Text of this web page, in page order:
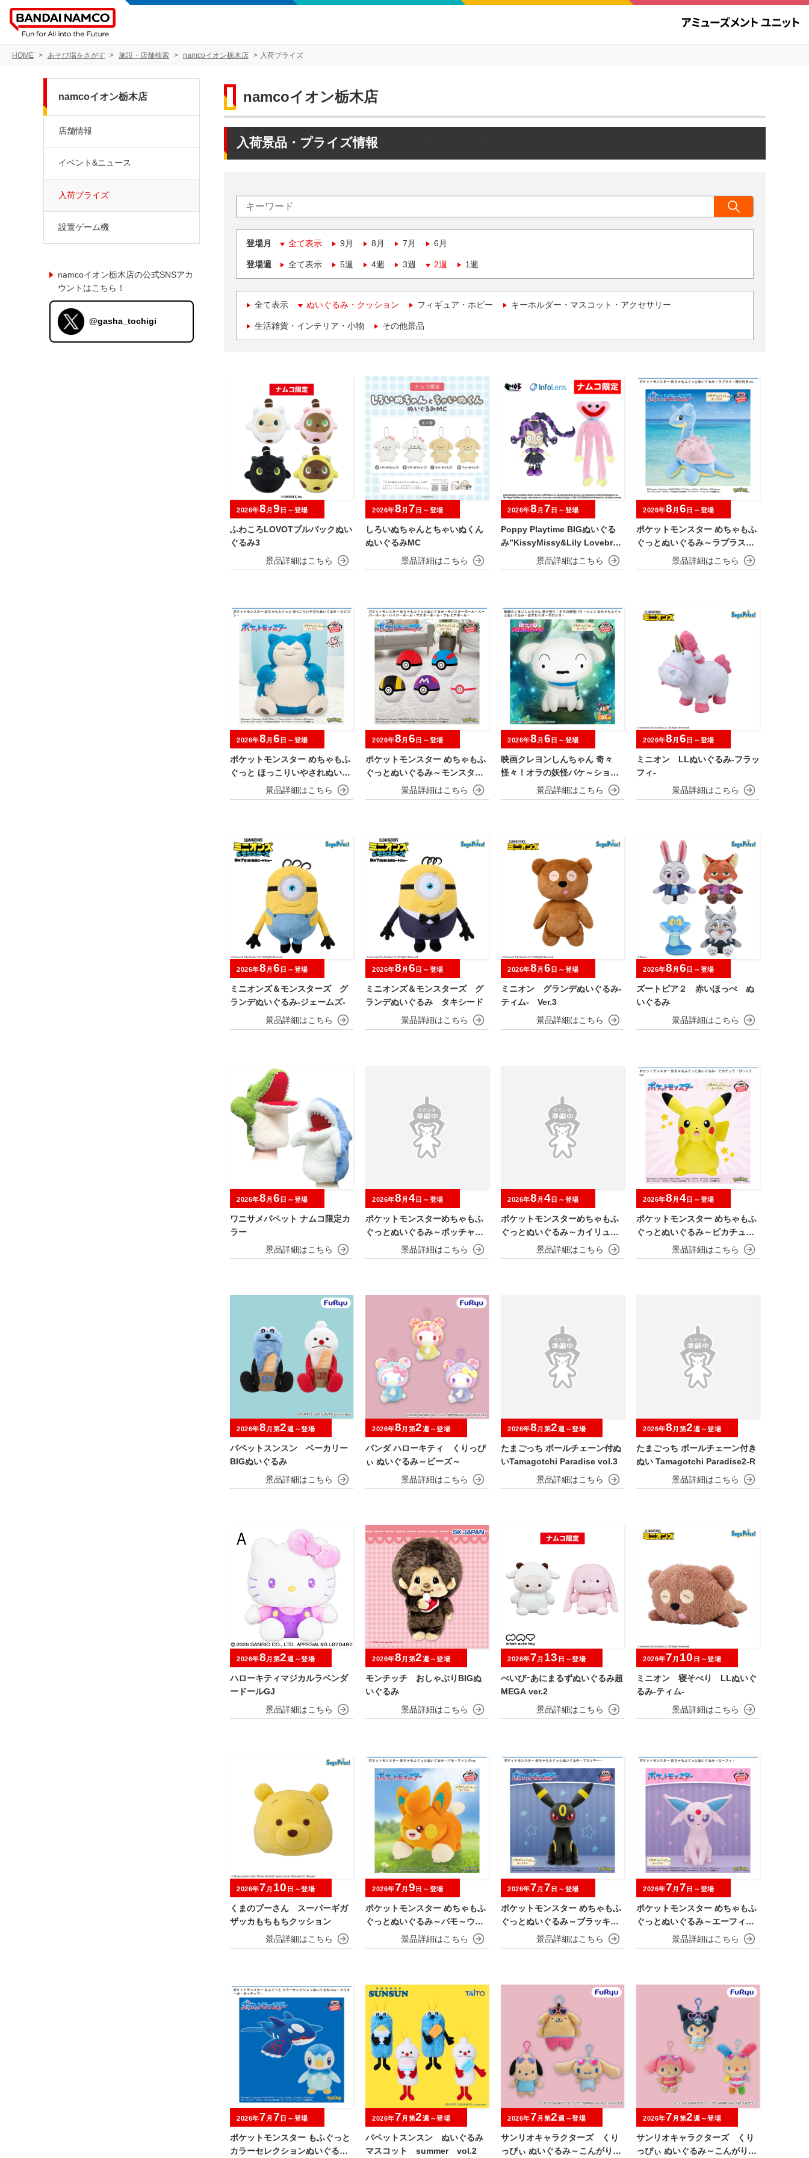
HOME あそび場をさがす 施設・店舗検索 namcoイオン栃木店 入荷プライズ
namcoイオン栃木店
入荷景品・プライズ情報
登場月 全て表示 9月 8月 7月 6月
登場週 全て表示 5週 4週 3週 2週 1週
全て表示 ぬいぐるみ・クッション フィギュア・ホビー キーホルダー・マスコット・アクセサリー
生活雑貨・インテリア・小物 その他景品
ふわころLOVOTプルバックぬい
ぐるみ3
2026年8 月 9 日～登場
しろいぬちゃんとちゃいぬくん
ぬいぐるみMC
2026年8 月 7 日～登場
Poppy Playtime BIGぬいぐる
み”KissyMissy&Lily Lovebrai
2026年8 月 7 日～登場
ポケットモンスター めちゃもふ
ぐっとぬいぐるみ～ラプラス～
振り向きver.
2026年8 月 6 日～登場
ポケットモンスター めちゃもふ
ぐっと ほっこりいやされぬいぐ
るみ～カビゴン～
2026年8 月 6 日～登場
ポケットモンスター めちゃもふ
ぐっとぬいぐるみ～モンスター
ボール・スーパーボール・ハイ
パーボール・マスターボール・
2026年8 月 6 日～登場
映画クレヨンしんちゃん 奇々
怪々！オラの妖怪バケ～ション
めちゃもふぐっとぬいぐるみ～
おすわりポーズのシロ～
2026年8 月 6 日～登場
ミニオン LLぬいぐるみ‐フラッ
フィ‐
2026年8 月 6 日～登場
ミニオンズ＆モンスターズ グ
ランデぬいぐるみ‐ジェームズ‐
2026年8 月 6 日～登場
ミニオンズ＆モンスターズ グ
ランデぬいぐるみ タキシード
2026年8 月 6 日～登場
ミニオン グランデぬいぐるみ‐
ティム‐ Ver.3
2026年8 月 6 日～登場
ズートピア２ 赤いほっぺ ぬ
いぐるみ
2026年8 月 6 日～登場
ワニサメパペット ナムコ限定カ
ラー
2026年8 月 6 日～登場
ポケットモンスターめちゃもふ
ぐっとぬいぐるみ～ポッチャマ
2026年8 月 4日～登場
ポケットモンスターめちゃもふ
ぐっとぬいぐるみ～カイリュー
2026年8 月 4日～登場
ポケットモンスター めちゃもふ
ぐっとぬいぐるみ～ピカチュウ
～びっくりver.
2026年8 月 4日～登場
パペットスンスン ベーカリー
BIGぬいぐるみ
2026年8 月第2週～登場
パンダ ハローキティ くりっぴ
ぃ ぬいぐるみ～ビーズ～
2026年8 月第2週～登場
たまごっち ボールチェーン付ぬ
いTamagotchi Paradise vol.3
2026年8 月第2週～登場
たまごっち ボールチェーン付き
ぬい Tamagotchi Paradise2-R
2026年8 月第2週～登場
ハローキティマジカルラベンダ
ードールGJ
2026年8 月第2週～登場
モンチッチ おしゃぶりBIGぬ
いぐるみ
2026年8 月第2週～登場
べいびｰあにまるずぬいぐるみ超
MEGA ver.2
2026年7 月 13 日～登場
ミニオン 寝そべり LLぬいぐ
るみ‐ティム‐
2026年7 月 10 日～登場
くまのプーさん スーパーギガ
ザッカもちもちクッション
2026年7 月 10 日～登場
ポケットモンスター めちゃもふ
ぐっとぬいぐるみ～パモ～ウィ
2026年7 月 9 日～登場
ポケットモンスター めちゃもふ
ぐっとぬいぐるみ～ブラッキー
2026年7 月 7 日～登場
ポケットモンスター めちゃもふ
ぐっとぬいぐるみ～エーフィ－
2026年7 月 7 日～登場
ポケットモンスター もふぐっと
カラーセレクションぬいぐるみ
2026年7 月 7 日～登場
パペットスンスン ぬいぐるみ
マスコット summer vol.2
2026年7 月第2週～登場
サンリオキャラクターズ くり
っぴぃ ぬいぐるみ～こんがり日
2026年7 月第2週～登場
サンリオキャラクターズ くり
っぴぃ ぬいぐるみ～こんがり日
2026年7 月第2週～登場
namcoイオン栃木店
店舗情報
イベント&ニュース
入荷プライズ
設置ゲーム機
namcoイオン栃木店の公式SNSアカ
ウントはこちら！
@gasha_tochigi